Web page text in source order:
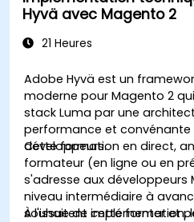
Hyvä avec Magento 2
21 Heures
Adobe Hyvä est un
moderne pour Magento 2
stack Luma par une
performance et convénante
développeurs.
Cette formation en direct,
formateur (en ligne ou en
s'adresse aux développeurs
niveau intermédiaire à
souhaitent implémenter et
À l'issue de cette formation,